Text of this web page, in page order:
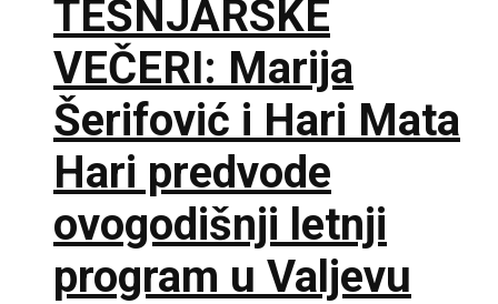
TEŠNJARSKE
VEČERI: Marija
Šerifović i Hari Mata
Hari predvode
ovogodišnji letnji
program u Valjevu